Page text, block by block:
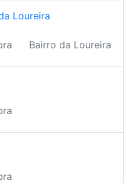
Loureira
Bairro da Loureira